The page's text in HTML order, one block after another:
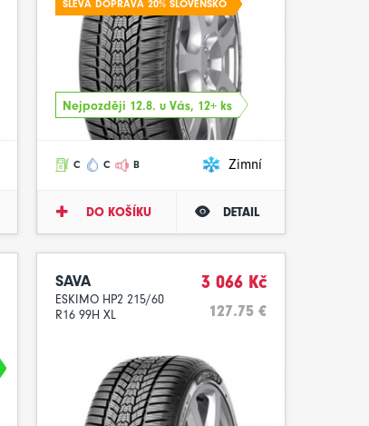
SLEVA DOPRAVA 20% SLOVENSKO
Nejpozději 12.8. u Vás, 12+ ks
C C B Zimní
DO KOŠÍKU DETAIL
SAVA
ESKIMO HP2 215/60
R16 99H XL
3 066 Kč
127.75 €